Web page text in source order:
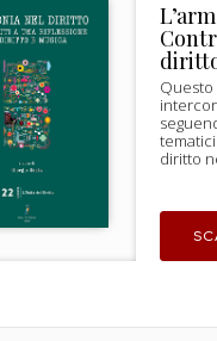
Questo
diritto